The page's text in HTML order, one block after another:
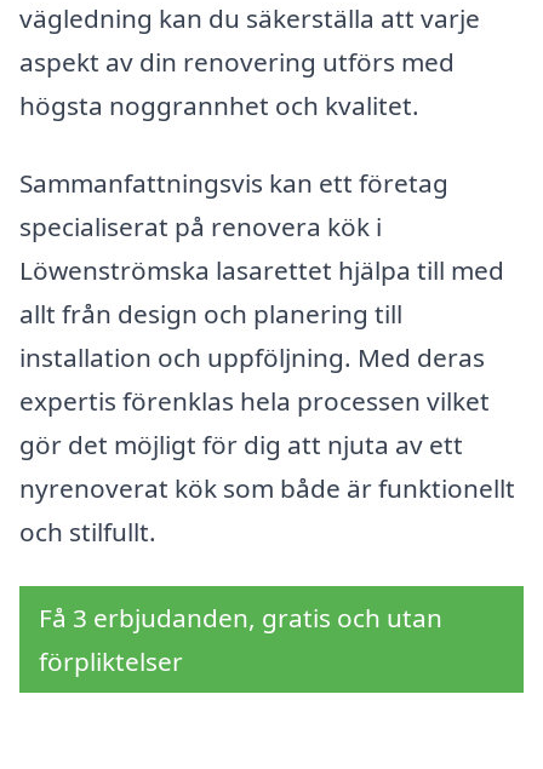
vägledning kan du säkerställa att varje
aspekt av din renovering utförs med
högsta noggrannhet och kvalitet.
Sammanfattningsvis kan ett företag
specialiserat på renovera kök i
Löwenströmska lasarettet hjälpa till med
allt från design och planering till
installation och uppföljning. Med deras
expertis förenklas hela processen vilket
gör det möjligt för dig att njuta av ett
nyrenoverat kök som både är funktionellt
och stilfullt.
Få 3 erbjudanden, gratis och utan
förpliktelser